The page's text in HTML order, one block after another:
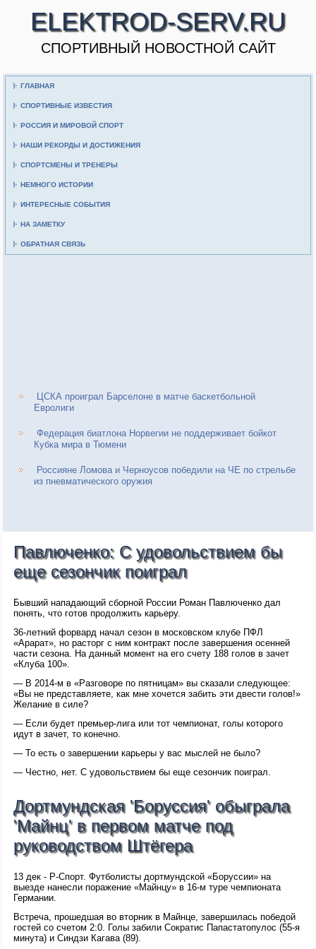
ELEKTROD-SERV.RU
CПОРТИВНЫЙ НОВОСТНОЙ САЙТ
ГЛАВНАЯ
СПОРТИВНЫЕ ИЗВЕСТИЯ
РОССИЯ И МИРОВОЙ СПОРТ
НАШИ РЕКОРДЫ И ДОСТИЖЕНИЯ
СПОРТСМЕНЫ И ТРЕНЕРЫ
НЕМНОГО ИСТОРИИ
ИНТЕРЕСНЫЕ СОБЫТИЯ
НА ЗАМЕТКУ
ОБРАТНАЯ СВЯЗЬ
ЦСКА проиграл Барселоне в матче баскетбольной
Евролиги
Федерация биатлона Норвегии не поддерживает бойкот
Кубка мира в Тюмени
Россияне Ломова и Черноусов победили на ЧЕ по стрельбе
из пневматического оружия
Павлюченко: С удовольствием бы
еще сезончик поиграл
Бывший нападающий сборной России Роман Павлюченко дал
понять, что готов продолжить карьеру.
36-летний форвард начал сезон в московском клубе ПФЛ
«Арарат», но расторг с ним контракт после завершения осенней
части сезона. На данный момент на его счету 188 голов в зачет
«Клуба 100».
— В 2014-м в «Разговоре по пятницам» вы сказали следующее:
«Вы не представляете, как мне хочется забить эти двести голов!»
Желание в силе?
— Если будет премьер-лига или тот чемпионат, голы которого
идут в зачет, то конечно.
— То есть о завершении карьеры у вас мыслей не было?
— Честно, нет. С удовольствием бы еще сезончик поиграл.
Дортмундская 'Боруссия' обыграла
'Майнц' в первом матче под
руководством Штёгера
13 дек - Р-Спорт. Футболисты дортмундской «Боруссии» на
выезде нанесли поражение «Майнцу» в 16-м туре чемпионата
Германии.
Встреча, прошедшая во вторник в Майнце, завершилась победой
гостей со счетом 2:0. Голы забили Сократис Папастатопулос (55-я
минута) и Синдзи Кагава (89).